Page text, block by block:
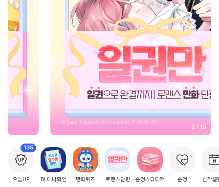
2 / 15
135
오늘UP BL머니확인 만화퀴즈 로맨스단편 순정스타터팩 순정 신작캘